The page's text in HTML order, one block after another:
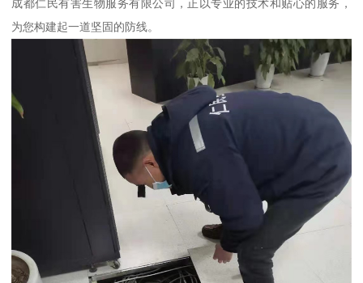
成都仁民有害生物服务有限公司，正以专业的技术和贴心的服务，
为您构建起一道坚固的防线。